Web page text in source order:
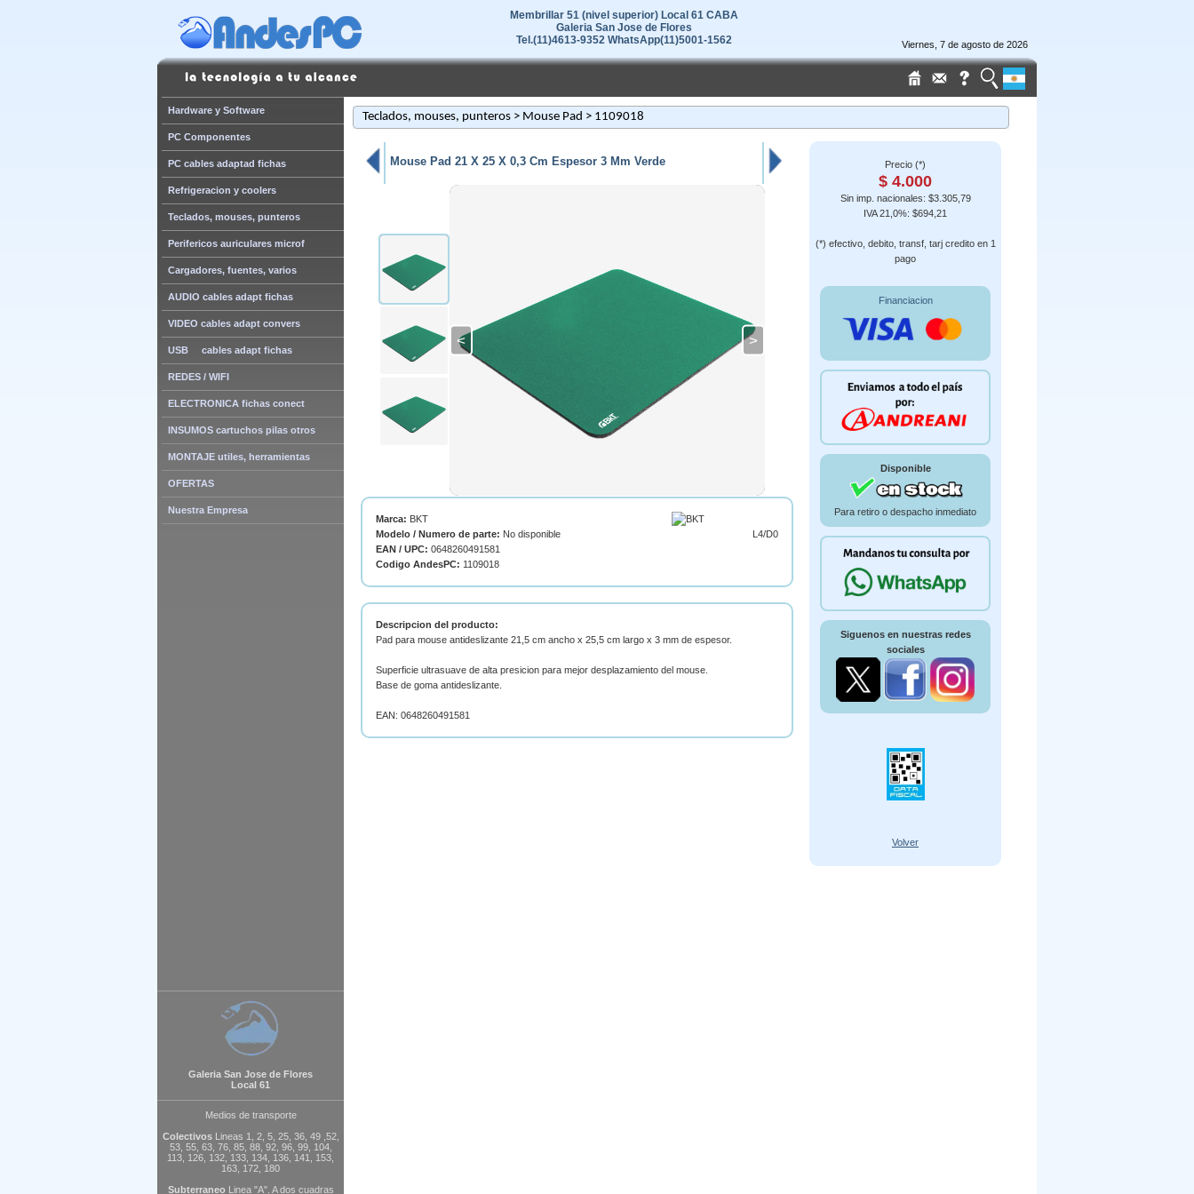
Viernes, 7 de agosto de 2026
Membrillar 51 (nivel superior) Local 61 CABA
Galeria San Jose de Flores
Tel.(11)4613-9352 WhatsApp(11)5001-1562
Hardware y Software
PC Componentes
PC cables adaptad fichas
Refrigeracion y coolers
Teclados, mouses, punteros
Perifericos auriculares microf
Cargadores, fuentes, varios
AUDIO cables adapt fichas
VIDEO cables adapt convers
USB cables adapt fichas
REDES / WIFI
ELECTRONICA fichas conect
INSUMOS cartuchos pilas otros
MONTAJE utiles, herramientas
OFERTAS
Nuestra Empresa
Galeria San Jose de Flores
Local 61
Medios de transporte
ColectivosLineas 1, 2, 5, 25, 36, 49 ,52,
53, 55, 63, 76, 85, 88, 92, 96, 99, 104,
113, 126, 132, 133, 134, 136, 141, 153,
163, 172, 180
Subterraneo Linea "A". A dos cuadras
Teclados, mouses, punteros > Mouse Pad > 1109018
Mouse Pad 21 X 25 X 0,3 Cm Espesor 3 Mm Verde
< >
L4/D0
Marca: BKT
Modelo / Numero de parte: No disponible
EAN / UPC: 0648260491581
Codigo AndesPC: 1109018
Descripcion del producto:
Pad para mouse antideslizante 21,5 cm ancho x 25,5 cm largo x 3 mm de espesor.
Superficie ultrasuave de alta presicion para mejor desplazamiento del mouse.
Base de goma antideslizante.
EAN: 0648260491581
Precio (*)
$ 4.000
Sin imp. nacionales: $3.305,79
IVA 21,0%: $694,21
(*) efectivo, debito, transf, tarj credito en 1
pago
Financiacion
Disponible
Para retiro o despacho inmediato
Siguenos en nuestras redes
sociales
Volver